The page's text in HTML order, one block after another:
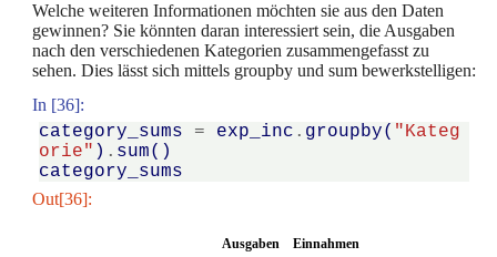
Welche weiteren Informationen möchten sie aus den Daten
gewinnen? Sie könnten daran interessiert sein, die Ausgaben
nach den verschiedenen Kategorien zusammengefasst zu
sehen. Dies lässt sich mittels groupby und sum bewerkstelligen:
In [36]:
category_sums = exp_inc . groupby( "Kateg
orie" ) . sum()
category_sums
Out[36]:
Ausgaben
Einnahmen